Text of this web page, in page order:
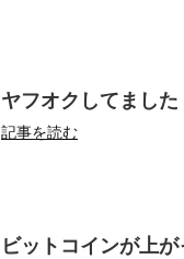
ヤフオクしてました
記事を読む
ビットコインが上